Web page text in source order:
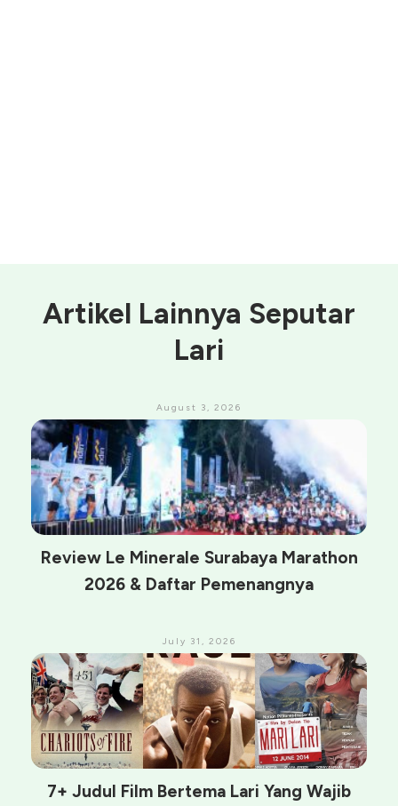
Artikel Lainnya Seputar
Lari
August 3, 2026
Review Le Minerale Surabaya Marathon
2026 & Daftar Pemenangnya
July 31, 2026
7+ Judul Film Bertema Lari Yang Wajib